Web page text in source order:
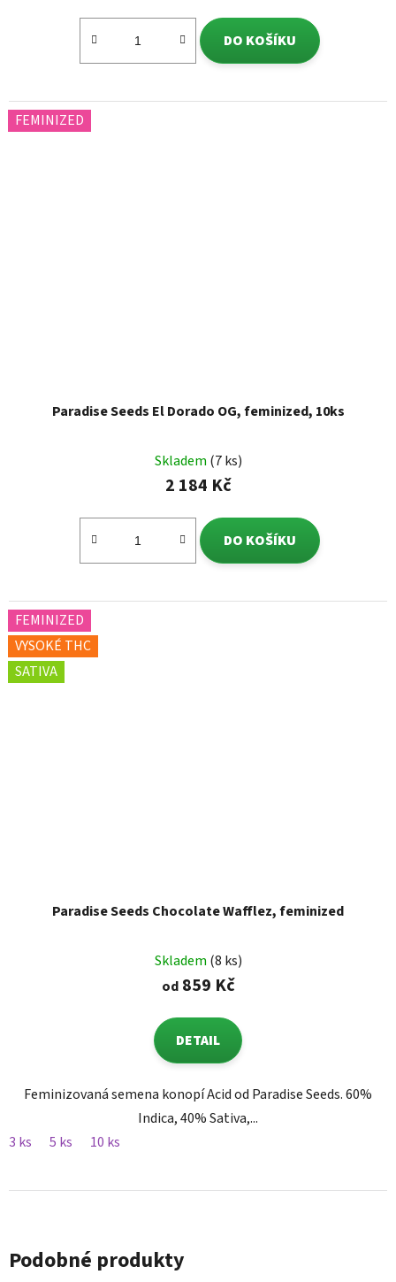
DO KOŠÍKU
FEMINIZED
Paradise Seeds El Dorado OG, feminized, 10ks
Skladem (7 ks)
2 184 Kč
DO KOŠÍKU
FEMINIZED
VYSOKÉ THC
SATIVA
Paradise Seeds Chocolate Wafflez, feminized
Skladem (8 ks)
od859 Kč
DETAIL
Feminizovaná semena konopí Acid od Paradise Seeds. 60%
Indica, 40% Sativa,...
3 ks
5 ks 10 ks
Podobné produkty